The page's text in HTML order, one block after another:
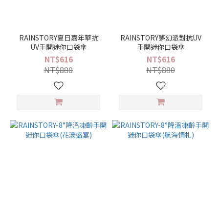
RAINSTORY夏日嘉年華抗
UV手開迷你口袋傘
NT$616
NT$880
RAINSTORY夢幻派對抗UV
手開迷你口袋傘
NT$616
NT$880